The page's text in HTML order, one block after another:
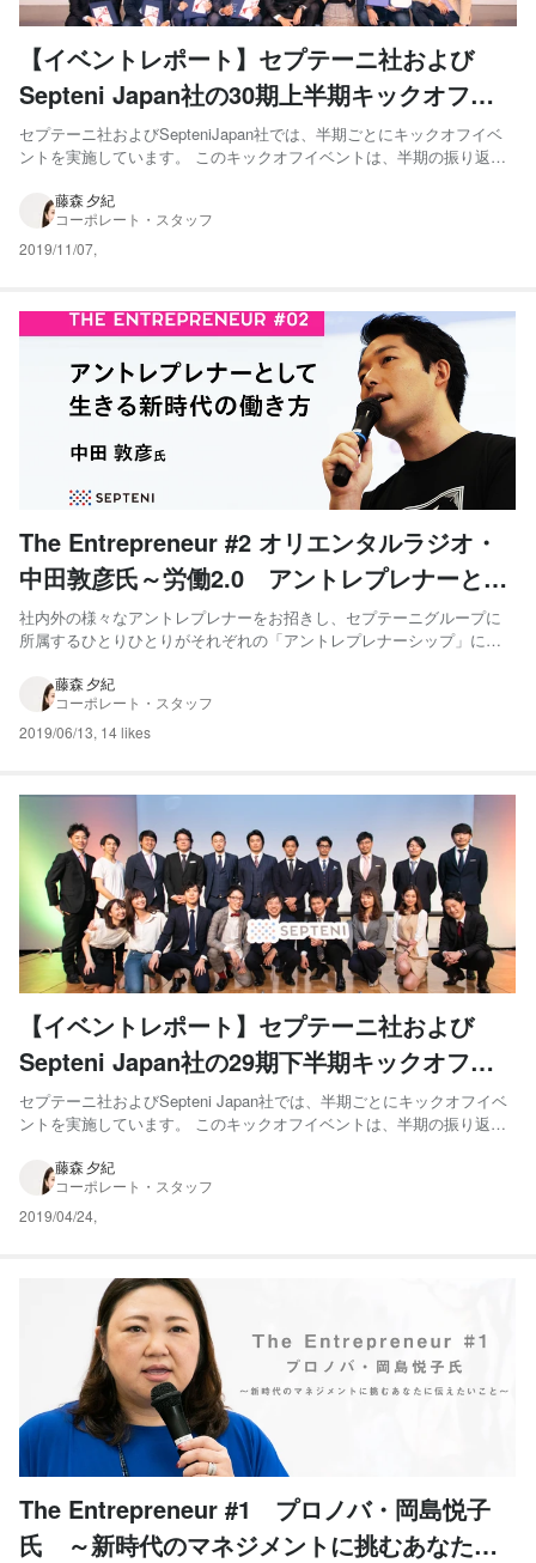
【イベントレポート】セプテーニ社および
Septeni Japan社の30期上半期キックオフを
開催しました！
セプテーニ社およびSepteniJapan社では、半期ごとにキックオフイベ
ントを実施しています。 このキックオフイベントは、半期の振り返り
彰などを行う、セプテーニにとって非常に重要なイベントとなっていま
す。 この度の30期上半期のキックオフイベント...
藤森 夕紀
コーポレート・スタッフ
2019/11/07,
The Entrepreneur #2 オリエンタルラジオ・
中田敦彦氏～労働2.0 アントレプレナーとし
て生きる新時代の働き方～
社内外の様々なアントレプレナーをお招きし、セプテーニグループに
所属するひとりひとりがそれぞれの「アントレプレナーシップ」につ
第二回目のアントレプレナーは、オリエンタルラジオ・中田敦彦さん
です。 マスターマインドエンターテイナーとし...
藤森 夕紀
コーポレート・スタッフ
2019/06/13, 14 likes
【イベントレポート】セプテーニ社および
Septeni Japan社の29期下半期キックオフを
開催しました！
セプテーニ社およびSepteni Japan社では、半期ごとにキックオフイベ
ントを実施しています。 このキックオフイベントは、半期の振り返
要なイベントとなっています。 また、半期で最も活躍したメンバーを
讃える全社表彰が行われ、受賞者の熱いスピーチに、...
藤森 夕紀
コーポレート・スタッフ
2019/04/24,
The Entrepreneur #1 プロノバ・岡島悦子
氏 ～新時代のマネジメントに挑むあなたに